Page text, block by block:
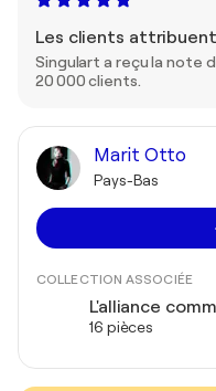
Les clients
Singulart a reçu la note
20 000 clients.
Marit Otto
Pays-Bas
COLLECTION ASSOCIÉE
L'alliance
16 pièces